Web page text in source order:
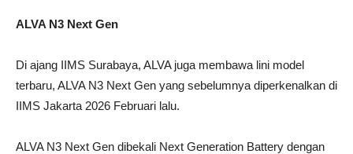
ALVA N3 Next Gen
Di ajang IIMS Surabaya, ALVA juga membawa lini model
terbaru, ALVA N3 Next Gen yang sebelumnya diperkenalkan di
IIMS Jakarta 2026 Februari lalu.
ALVA N3 Next Gen dibekali Next Generation Battery dengan